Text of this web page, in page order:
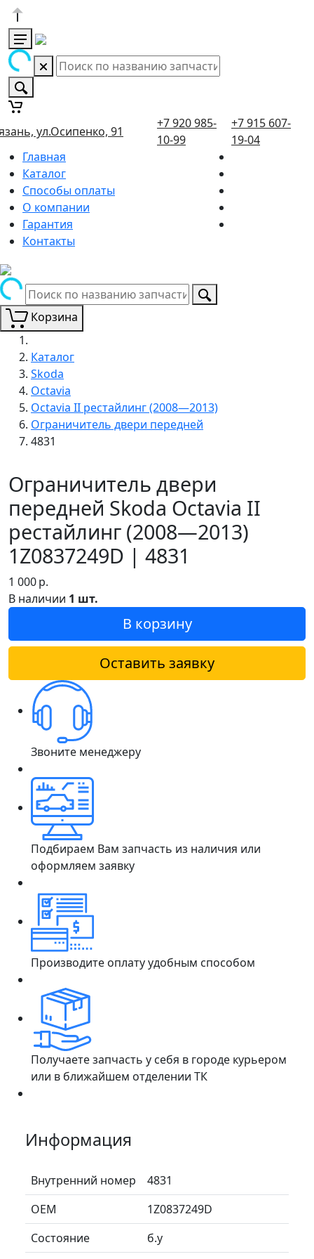
ул.Осипенко, 91
+7 920 985-
10-99
+7 915 607-
19-04
Главная
Каталог
Способы оплаты
О компании
Гарантия
Контакты
Корзина
Каталог
Skoda
Octavia
Octavia II рестайлинг (2008—2013)
Ограничитель двери передней
4831
Ограничитель двери
передней Skoda Octavia II
рестайлинг (2008—2013)
1Z0837249D | 4831
1 000р.
В наличии 1 шт.
В корзину
Оставить заявку
Звоните менеджеру
Подбираем Вам запчасть из наличия или
оформляем заявку
Производите оплату удобным способом
Получаете запчасть у себя в городе курьером
или в ближайшем отделении ТК
Информация
Внутренний номер
4831
ОЕМ
1Z0837249D
Состояние
б.у